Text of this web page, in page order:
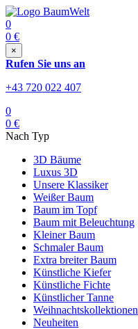
0
0 €
×
Rufen Sie uns an
+43 720 022 407
0
0 €
Nach Typ
3D Bäume
Luxus 3D
Unsere Klassiker
Weißer Baum
Baum im Topf
Baum mit Beleuchtung
Kleiner Baum
Schmaler Baum
Extra breiter Baum
Künstliche Kiefer
Künstliche Fichte
Künstlicher Tanne
Weihnachtskollektionen
Neuheiten